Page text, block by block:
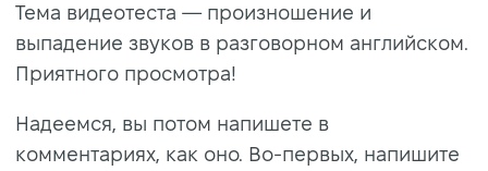
Тема видеотеста — произношение и
выпадение звуков в разговорном английском.
Приятного просмотра!
Надеемся, вы потом напишете в
комментариях, как оно. Во-первых, напишите